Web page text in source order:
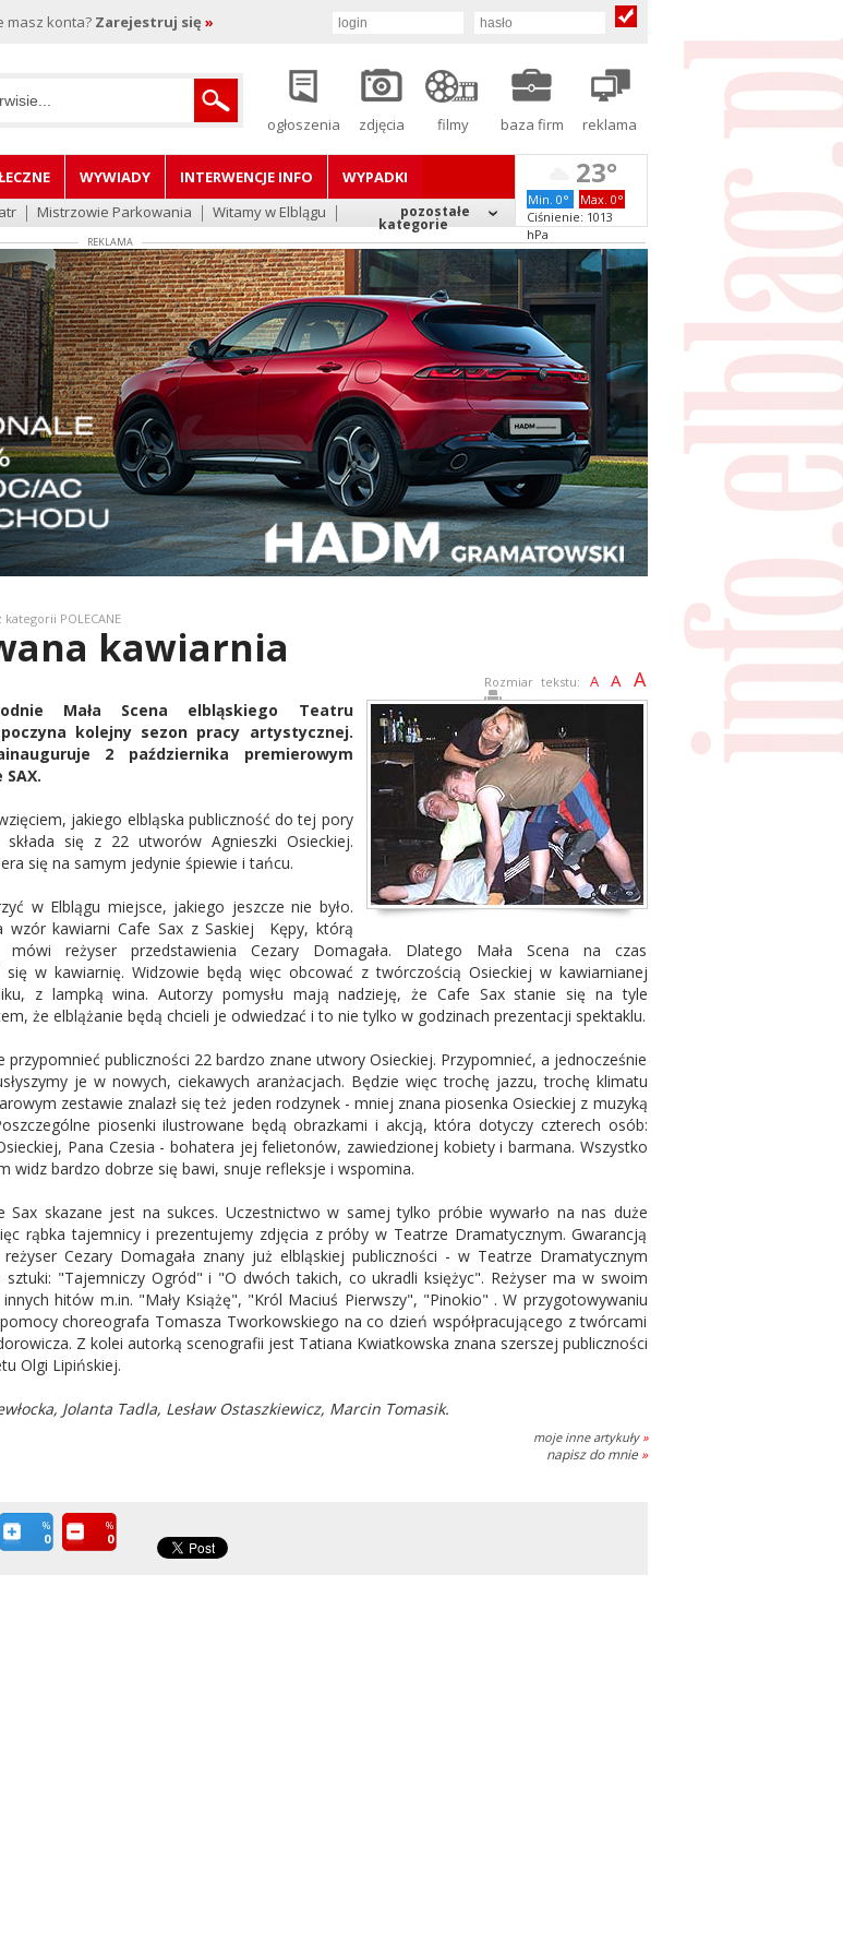
masz konta? Zarejestruj się »
ogłoszenia zdjęcia filmy baza firm reklama
WYWIADY INTERWENCJE INFO
WYPADKI
Mistrzowie Parkowania Witamy w Elblągu pozostałe
kategorie
23°
Min. 0°
Max. 0°
Ciśnienie: 1013
hPa
REKLAMA
POLECANE
kawiarnia
Rozmiar tekstu: A A A
Mała Scena elbląskiego Teatru
kolejny sezon pracy artystycznej.
2 października premierowym
jakiego elbląska publiczność do tej pory
składa się z 22 utworów Agnieszki Osieckiej.
się na samym jedynie śpiewie i tańcu.
w Elblągu miejsce, jakiego jeszcze nie było.
wzór kawiarni Cafe Sax z Saskiej
Kępy, którą
mówi reżyser przedstawienia Cezary Domagała. Dlatego Mała Scena na czas
się w kawiarnię. Widzowie będą więc obcować z twórczością Osieckiej w kawiarnianej
z lampką wina. Autorzy pomysłu mają nadzieję, że Cafe Sax stanie się na tyle
że elblążanie będą chcieli je odwiedzać i to nie tylko w godzinach prezentacji spektaklu.
przypomnieć publiczności 22 bardzo znane utwory Osieckiej. Przypomnieć, a jednocześnie
je w nowych, ciekawych aranżacjach. Będzie więc trochę jazzu, trochę klimatu
zestawie znalazł się też jeden rodzynek - mniej znana piosenka Osieckiej z muzyką
piosenki ilustrowane będą obrazkami i akcją, która dotyczy czterech osób:
Pana Czesia - bohatera jej felietonów, zawiedzionej kobiety i barmana. Wszystko
widz bardzo dobrze się bawi, snuje refleksje i wspomina.
Sax skazane jest na sukces. Uczestnictwo w samej tylko próbie wywarło na nas duże
rąbka tajemnicy i prezentujemy zdjęcia z próby w Teatrze Dramatycznym. Gwarancją
Cezary Domagała znany już elbląskiej publiczności - w Teatrze Dramatycznym
"Tajemniczy Ogród" i "O dwóch takich, co ukradli księżyc". Reżyser ma w swoim
hitów m.in. "Mały Książę", "Król Maciuś Pierwszy", "Pinokio" . W przygotowywaniu
choreografa Tomasza Tworkowskiego na co dzień współpracującego z twórcami
Z kolei autorką scenografii jest Tatiana Kwiatkowska znana szerszej publiczności
Olgi Lipińskiej.
Jolanta Tadla, Lesław Ostaszkiewicz, Marcin Tomasik.
moje inne artykuły »
napisz do mnie »
%
0
%
0